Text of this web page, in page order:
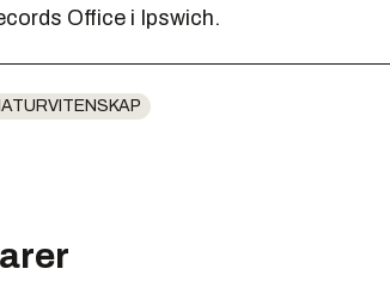
Office i Ipswich.